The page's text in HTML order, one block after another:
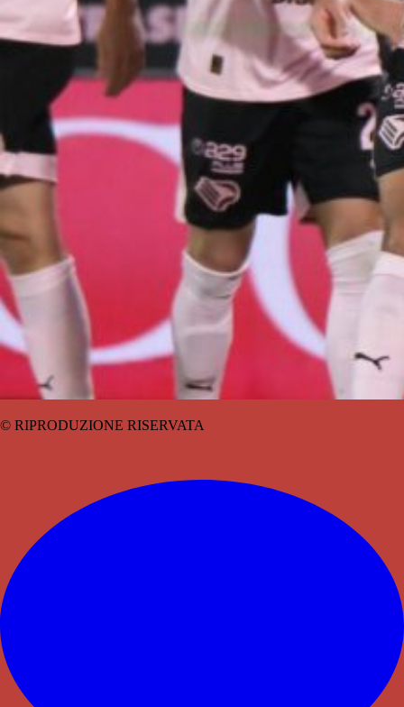
© RIPRODUZIONE RISERVATA